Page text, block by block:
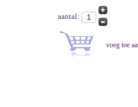
aantal: